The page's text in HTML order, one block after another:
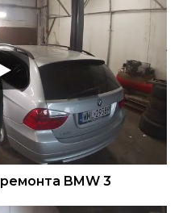
BMW 3